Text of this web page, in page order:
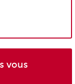
vous